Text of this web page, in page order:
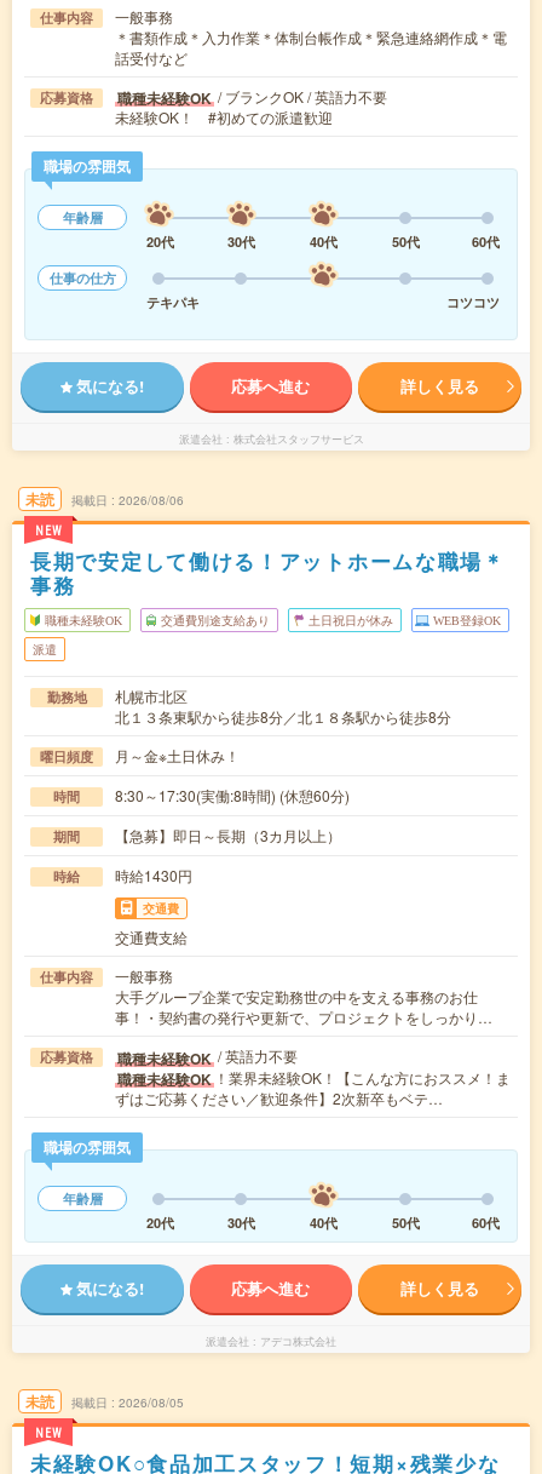
仕事内容
一般事務
＊書類作成＊入力作業＊体制台帳作成＊緊急連絡網作成＊電
話受付など
応募資格 職種未経験OK / ブランクOK / 英語力不要
未経験OK！ #初めての派遣歓迎
職場の雰囲気
年齢層
20代
30代 40代 50代
60代
仕事の仕方
テキパキ
コツコツ
気になる! 応募へ進む 詳しく見る
派遣会社 株式会社スタッフサービス
未読
NEW
掲載日 2026/08/06
長期で安定して働ける！アットホームな職場＊
事務
職種未経験OK 交通費別途支給あり 土日祝日が休み WEB登録OK
派遣
勤務地
札幌市北区
北１３条東駅から徒歩8分／北１８条駅から徒歩8分
曜日頻度 月～金※土日休み！
時間 8:30～17:30(実働:8時間) (休憩60分)
期間 【急募】即日～長期（3カ月以上）
時給 時給1430円
交通費
交通費支給
仕事内容
一般事務
大手グループ企業で安定勤務世の中を支える事務のお仕
事！・契約書の発行や更新で、プロジェクトをしっかり…
応募資格 職種未経験OK / 英語力不要
職種未経験OK ！業界未経験OK！【こんな方におススメ！ま
ずはご応募ください／歓迎条件】2次新卒もベテ…
職場の雰囲気
年齢層
20代
30代 40代 50代 60代
気になる! 応募へ進む 詳しく見る
派遣会社 アデコ株式会社
未読
NEW
掲載日 2026/08/05
未経験OK○食品加工スタッフ！短期×残業少な